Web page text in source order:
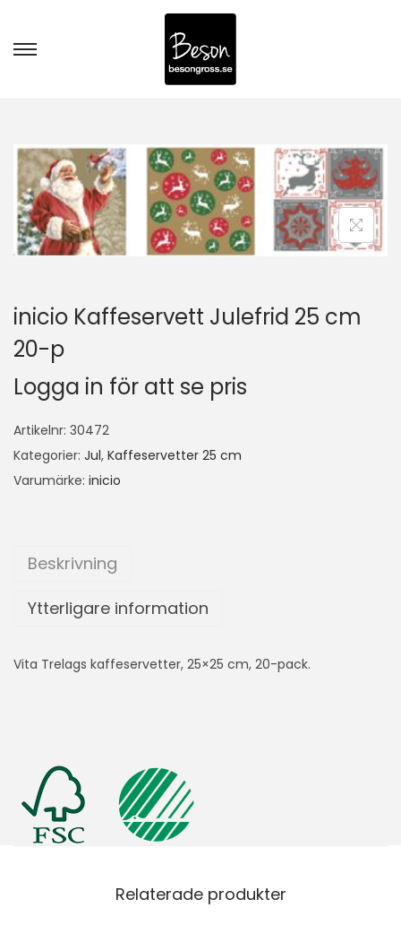
inicio Kaffeservett Julefrid 25 cm
20-p
Logga in för att se pris
Artikelnr: 30472
Kategorier: Jul, Kaffeservetter 25 cm
Varumärke: inicio
Beskrivning
Ytterligare information
Vita Trelags kaffeservetter, 25×25 cm, 20-pack.
Relaterade produkter